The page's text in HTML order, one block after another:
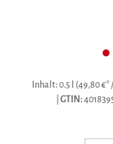
Inhalt: 0.5 l (49,80 €*
GTIN: